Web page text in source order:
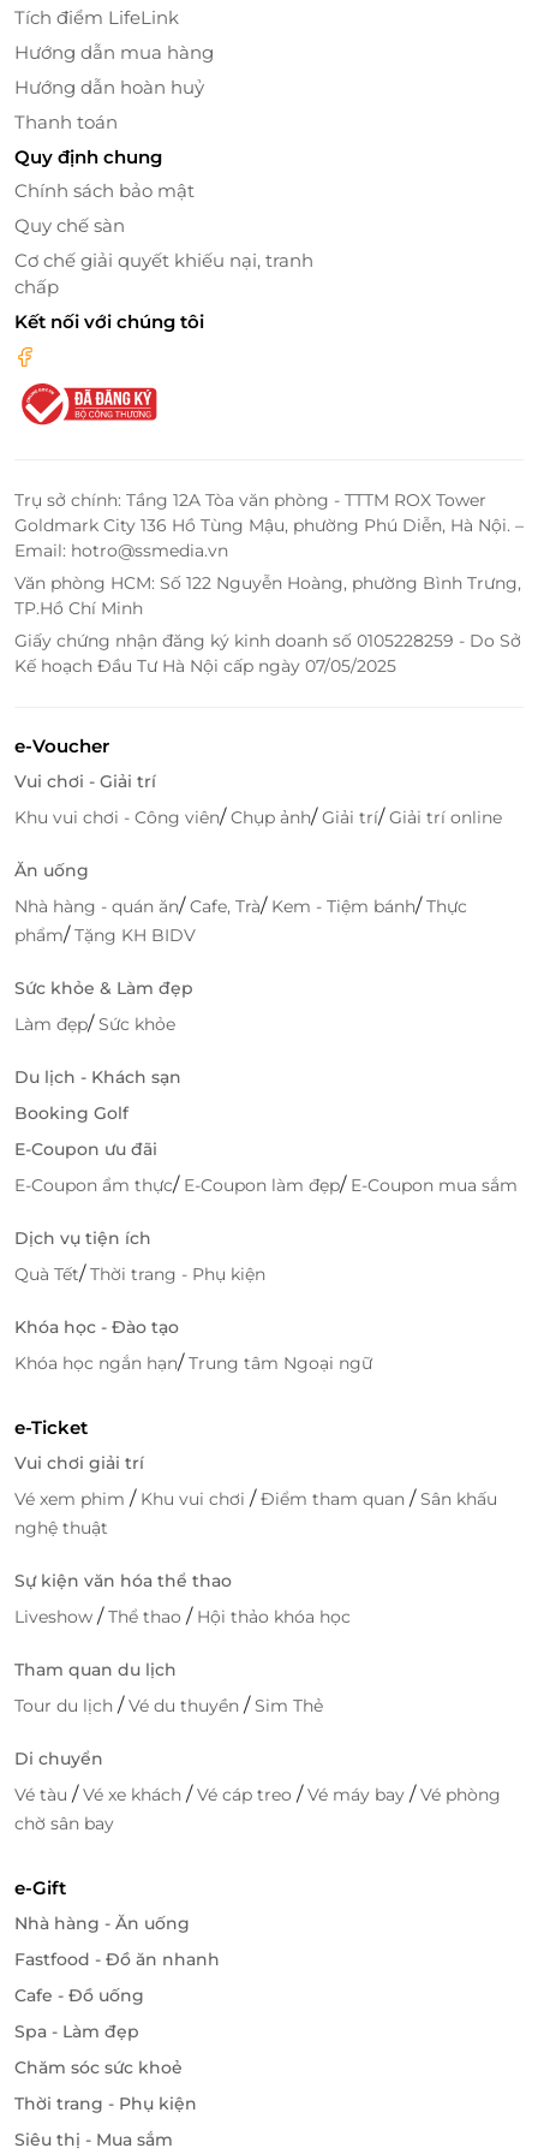
nhanh ch óng.
Tích điểm LifeLink
Hướng dẫn mua hàng
Hướng dẫn hoàn huỷ
Thanh toán
Quy định chung
Chính sách bảo mật
Quy chế sàn
Cơ chế giải quyết khiếu nại, tranh
chấp
Kết nối với chúng tôi
Trụ sở chính: Tầng 12A Tòa văn phòng - TTTM ROX Tower
Goldmark City 136 Hồ Tùng Mậu, phường Phú Diễn, Hà Nội. –
Email: hotro@ssmedia.vn
Văn phòng HCM: Số 122 Nguyễn Hoàng, phường Bình Trưng,
TP.Hồ Chí Minh
Giấy chứng nhận đăng ký kinh doanh số 0105228259 - Do Sở
Kế hoạch Đầu Tư Hà Nội cấp ngày 07/05/2025
e-Voucher
Vui chơi - Giải trí
Khu vui chơi - Công viên/Chụp ảnh/Giải trí/Giải trí online
Ăn uống
Nhà hàng - quán ăn/Cafe, Trà/ Kem - Tiệm bánh/Thực
phẩm/Tặng KH BIDV
Sức khỏe & Làm đẹp
Làm đẹp/Sức khỏe
Du lịch - Khách sạn
Booking Golf
E-Coupon ưu đãi
E-Coupon ẩm thực/ E-Coupon làm đẹp/ E-Coupon mua sắm
Dịch vụ tiện ích
Quà Tết/Thời trang - Phụ kiện
Khóa học - Đào tạo
Khóa học ngắn hạn/Trung tâm Ngoại ngữ
e-Ticket
Vui chơi giải trí
Vé xem phim / Khu vui chơi /Điểm tham quan /Sân khấu
nghệ thuật
Sự kiện văn hóa thể thao
Liveshow /Thể thao / Hội thảo khóa học
Tham quan du lịch
Tour du lịch /Vé du thuyền /Sim Thẻ
Di chuyển
Vé tàu /Vé xe khách /Vé cáp treo /Vé máy bay /Vé phòng
chờ sân bay
e-Gift
Nhà hàng - Ăn uống
Fastfood - Đồ ăn nhanh
Cafe - Đồ uống
Spa - Làm đẹp
Chăm sóc sức khoẻ
Thời trang - Phụ kiện
Siêu thị - Mua sắm